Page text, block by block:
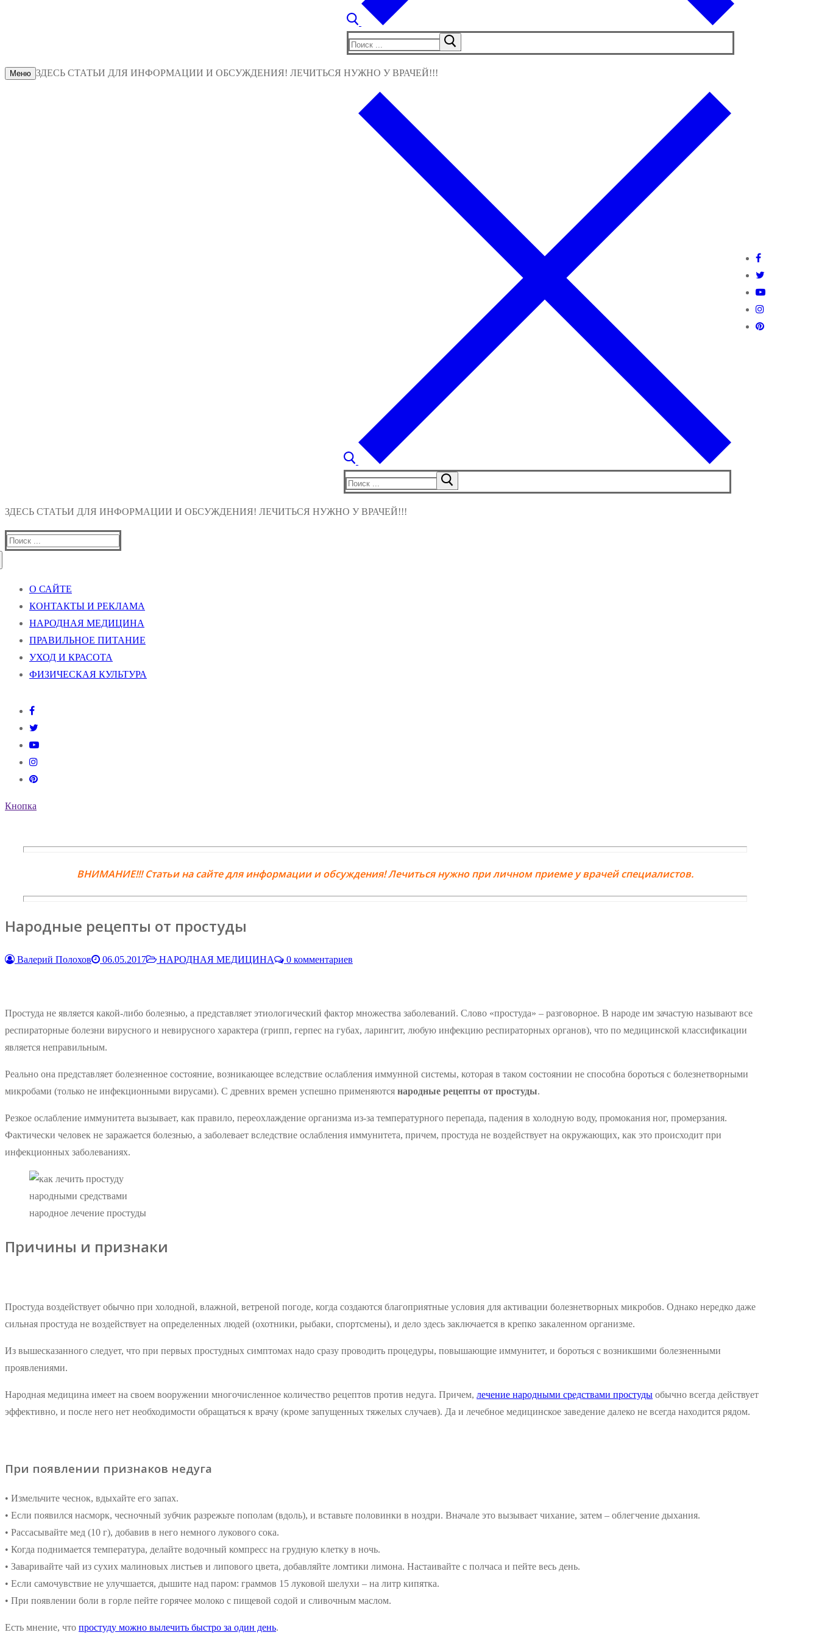
Найти:
Меню ЗДЕСЬ СТАТЬИ ДЛЯ ИНФОРМАЦИИ И ОБСУЖДЕНИЯ! ЛЕЧИТЬСЯ НУЖНО У ВРАЧЕЙ!!!
Найти:
ЗДЕСЬ СТАТЬИ ДЛЯ ИНФОРМАЦИИ И ОБСУЖДЕНИЯ! ЛЕЧИТЬСЯ НУЖНО У ВРАЧЕЙ!!!
Найти:
О САЙТЕ
КОНТАКТЫ И РЕКЛАМА
НАРОДНАЯ МЕДИЦИНА
ПРАВИЛЬНОЕ ПИТАНИЕ
УХОД И КРАСОТА
ФИЗИЧЕСКАЯ КУЛЬТУРА
Кнопка
ВНИМАНИЕ!!! Статьи на сайте для информации и обсуждения! Лечиться нужно при личном приеме у врачей специалистов.
Народные рецепты от простуды
Валерий Полохов 06.05.2017 НАРОДНАЯ МЕДИЦИНА 0 комментариев
Простуда не является какой-либо болезнью, а представляет этиологический фактор множества заболеваний. Слово «простуда» – разговорное. В народе им зачастую называют все
респираторные болезни вирусного и невирусного характера (грипп, герпес на губах, ларингит, любую инфекцию респираторных органов), что по медицинской классификации
является неправильным.
Реально она представляет болезненное состояние, возникающее вследствие ослабления иммунной системы, которая в таком состоянии не способна бороться с болезнетворными
микробами (только не инфекционными вирусами). С древних времен успешно применяются народные рецепты от простуды.
Резкое ослабление иммунитета вызывает, как правило, переохлаждение организма из-за температурного перепада, падения в холодную воду, промокания ног, промерзания.
Фактически человек не заражается болезнью, а заболевает вследствие ослабления иммунитета, причем, простуда не воздействует на окружающих, как это происходит при
инфекционных заболеваниях.
народное лечение простуды
Причины и признаки
Простуда воздействует обычно при холодной, влажной, ветреной погоде, когда создаются благоприятные условия для активации болезнетворных микробов. Однако нередко даже
сильная простуда не воздействует на определенных людей (охотники, рыбаки, спортсмены), и дело здесь заключается в крепко закаленном организме.
Из вышесказанного следует, что при первых простудных симптомах надо сразу проводить процедуры, повышающие иммунитет, и бороться с возникшими болезненными
проявлениями.
Народная медицина имеет на своем вооружении многочисленное количество рецептов против недуга. Причем, лечение народными средствами простуды обычно всегда действует
эффективно, и после него нет необходимости обращаться к врачу (кроме запущенных тяжелых случаев). Да и лечебное медицинское заведение далеко не всегда находится рядом.
При появлении признаков недуга
• Измельчите чеснок, вдыхайте его запах.
• Если появился насморк, чесночный зубчик разрежьте пополам (вдоль), и вставьте половинки в ноздри. Вначале это вызывает чихание, затем – облегчение дыхания.
• Рассасывайте мед (10 г), добавив в него немного лукового сока.
• Когда поднимается температура, делайте водочный компресс на грудную клетку в ночь.
• Заваривайте чай из сухих малиновых листьев и липового цвета, добавляйте ломтики лимона. Настаивайте с полчаса и пейте весь день.
• Если самочувствие не улучшается, дышите над паром: граммов 15 луковой шелухи – на литр кипятка.
• При появлении боли в горле пейте горячее молоко с пищевой содой и сливочным маслом.
Есть мнение, что простуду можно вылечить быстро за один день.